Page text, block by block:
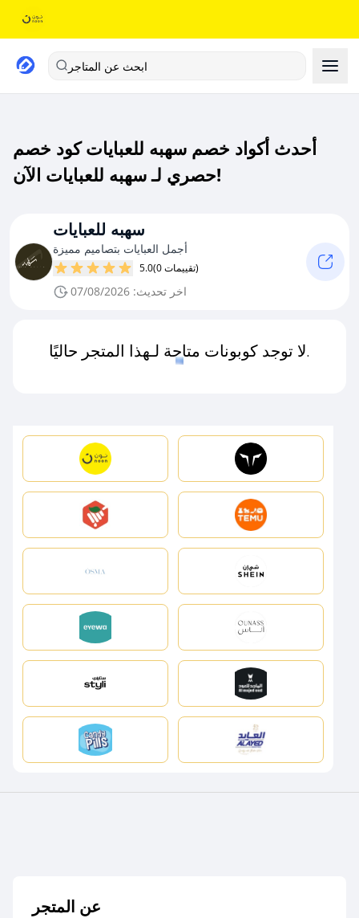
ابحث عن المتاجر
أحدث أكواد خصم سهبه للعبايات كود خصم
حصري لـ سهبه للعبايات الآن!
سهبه للعبايات
أجمل العبايات بتصاميم مميزة
5.0 (0 تقييمات)
اخر تحديث: 07/08/2026
لا توجد كوبونات متاحة لـهذا المتجر حاليًا.
عن المتجر